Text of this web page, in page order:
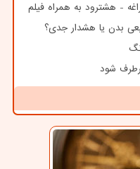
- هشترود به همراه فیلم
بدن یا هشدار جدی؟
شود